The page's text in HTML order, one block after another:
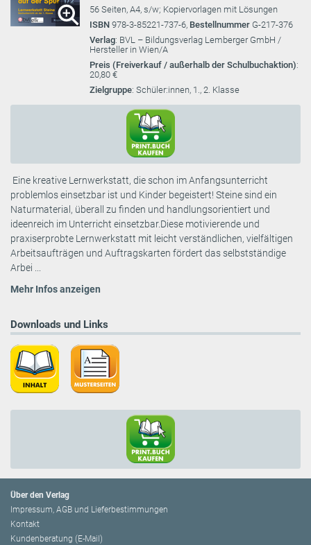
56 Seiten, A4, s/w; Kopiervorlagen mit Lösungen
ISBN 978-3-85221-737-6, Bestellnummer G-217-376
Verlag: BVL – Bildungsverlag Lemberger GmbH /
Hersteller in Wien/A
Preis (Freiverkauf / außerhalb der Schulbuchaktion):
20,80 €
Zielgruppe: Schüler:innen, 1., 2. Klasse
Eine kreative Lernwerkstatt, die schon im Anfangsunterricht
problemlos einsetzbar ist und Kinder begeistert! Steine sind ein
Naturmaterial, überall zu finden und handlungsorientiert und
ideenreich im Unterricht einsetzbar.Diese motivierende und
praxiserprobte Lernwerkstatt mit leicht verständlichen, vielfältigen
Arbeitsaufträgen und Auftragskarten fördert das selbstständige
Arbei ...
Mehr Infos anzeigen
Downloads und Links
Über den Verlag
Impressum, AGB und Lieferbestimmungen
Kontakt
Kundenberatung (E-Mail)